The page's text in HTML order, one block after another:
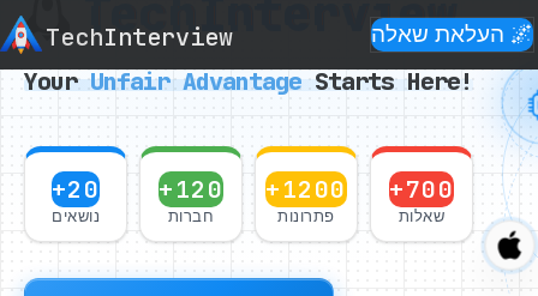
🌌 העלאת שאלה TechInterview
TechInterview
YourUnfairAdvantage Starts Here!
+20
נושאים
+120
חברות
+1200
פתרונות
+700
שאלות